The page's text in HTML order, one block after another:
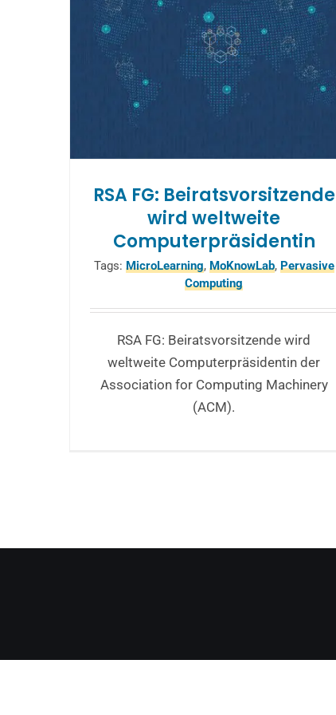
RSA FG: Beiratsvorsitzende
wird weltweite
Computerpräsidentin
Tags: MicroLearning, MoKnowLab, Pervasive
Computing
RSA FG: Beiratsvorsitzende wird
weltweite Computerpräsidentin der
Association for Computing Machinery
(ACM).